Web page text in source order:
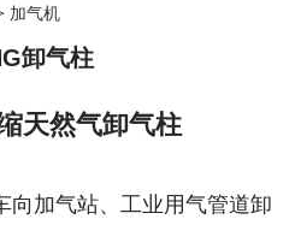
加气机
卸气柱
天然气卸气柱
向加气站、工业用气管道卸